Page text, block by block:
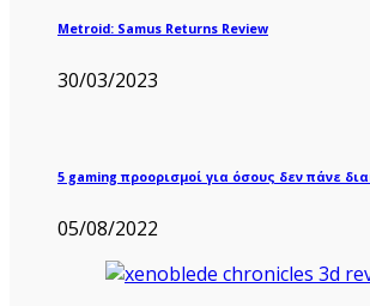
Metroid: Samus Returns Review
30/03/2023
5 gaming προορισμοί για όσους δεν πάνε
05/08/2022